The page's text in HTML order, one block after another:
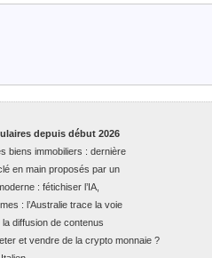
depuis début 2026
biens immobiliers : dernière
en main proposés par un
: fétichiser l’IA,
: l’Australie trace la voie
la diffusion de contenus
et vendre de la crypto monnaie ?